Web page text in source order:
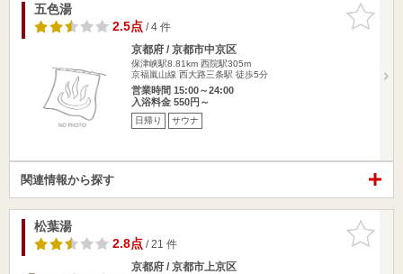
お気に入
りに追加
五色湯
2.5点/ 4 件
京都府 / 京都市中京区
保津峡駅8.81km 西院駅305m
京福嵐山線 西大路三条駅 徒歩5分
営業時間 15:00～24:00
入浴料金 550円～
日帰り サウナ
関連情報から探す
お気に入
りに追加
松葉湯
2.8点/ 21 件
京都府 / 京都市上京区